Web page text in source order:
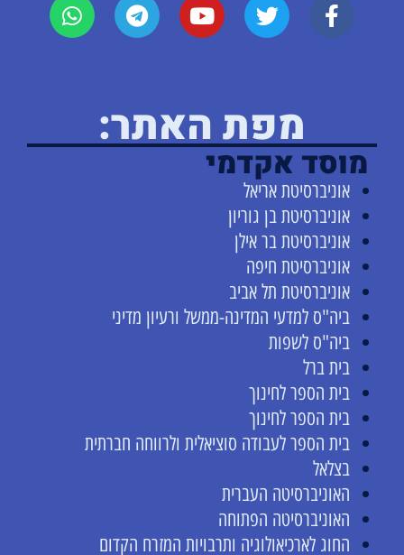
מפת האתר:
מוסד אקדמי
אוניברסיטת אריאל
אוניברסיטת בן גוריון
אוניברסיטת בר אילן
אוניברסיטת חיפה
אוניברסיטת תל אביב
ביה"ס למדעי המדינה-ממשל ורעיון מדיני
ביה"ס לשפות
בית ברל
בית הספר לחינוך
בית הספר לחינוך
בית הספר לעבודה סוציאלית ולרווחה חברתית
בצלאל
האוניברסיטה העברית
האוניברסיטה הפתוחה
החוג לארכיאולוגיה ותרבויות המזרח הקדום